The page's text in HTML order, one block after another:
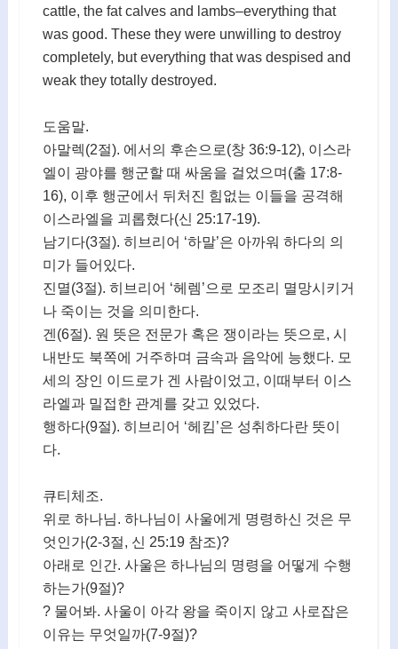
cattle, the fat calves and lambs–everything that
was good. These they were unwilling to destroy
completely, but everything that was despised and
weak they totally destroyed.
도움말.
아말렉(2절). 에서의 후손으로(창 36:9-12), 이스라
엘이 광야를 행군할 때 싸움을 걸었으며(출 17:8-
16), 이후 행군에서 뒤처진 힘없는 이들을 공격해
이스라엘을 괴롭혔다(신 25:17-19).
남기다(3절). 히브리어 ‘하말’은 아까워 하다의 의
미가 들어있다.
진멸(3절). 히브리어 ‘헤렘’으로 모조리 멸망시키거
나 죽이는 것을 의미한다.
겐(6절). 원 뜻은 전문가 혹은 쟁이라는 뜻으로, 시
내반도 북쪽에 거주하며 금속과 음악에 능했다. 모
세의 장인 이드로가 겐 사람이었고, 이때부터 이스
라엘과 밀접한 관계를 갖고 있었다.
행하다(9절). 히브리어 ‘헤킴’은 성취하다란 뜻이
다.
큐티체조.
위로 하나님. 하나님이 사울에게 명령하신 것은 무
엇인가(2-3절, 신 25:19 참조)?
아래로 인간. 사울은 하나님의 명령을 어떻게 수행
하는가(9절)?
? 물어봐. 사울이 아각 왕을 죽이지 않고 사로잡은
이유는 무엇일까(7-9절)?